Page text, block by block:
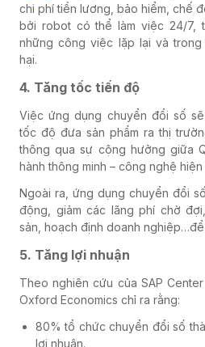
chi phí tiền lương, bảo hiểm, chế
bởi robot có thể làm việc 24/7,
những công việc lặp lại và
hại.
4. Tăng tốc tiến độ
Việc ứng dụng chuyển đổi số
tốc độ đưa sản phẩm ra thị
thông qua sự cộng hưởng giữa
hành thông minh – công nghệ hiện
Ngoài ra, ứng dụng chuyển đổi
động, giảm các lãng phí chờ
sản, hoạch định doanh
5. Tăng lợi nhuận
Theo nghiên cứu của SAP
Oxford Economics chỉ ra rằng:
80% tổ chức chuyển đổi số
lợi nhuận.